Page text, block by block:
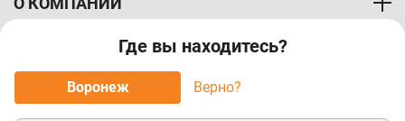
Где вы находитесь?
Воронеж Верно?
ПОКУПАТЕЛЯМ
МЫ ПРИНИМАЕМ К ОПЛАТЕ: